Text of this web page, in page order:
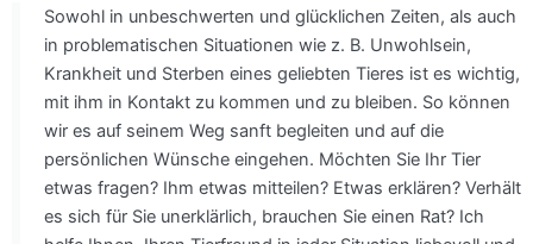
Sowohl in unbeschwerten und glücklichen Zeiten, als auch
in problematischen Situationen wie z. B. Unwohlsein,
Krankheit und Sterben eines geliebten Tieres ist es wichtig,
mit ihm in Kontakt zu kommen und zu bleiben. So können
wir es auf seinem Weg sanft begleiten und auf die
persönlichen Wünsche eingehen. Möchten Sie Ihr Tier
etwas fragen? Ihm etwas mitteilen? Etwas erklären? Verhält
es sich für Sie unerklärlich, brauchen Sie einen Rat? Ich